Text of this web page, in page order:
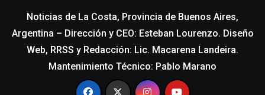
Noticias de La Costa, Provincia de Buenos Aires,
Argentina – Dirección y CEO: Esteban Lourenzo. Diseño
Web, RRSS y Redacción: Lic. Macarena Landeira.
Mantenimiento Técnico: Pablo Marano